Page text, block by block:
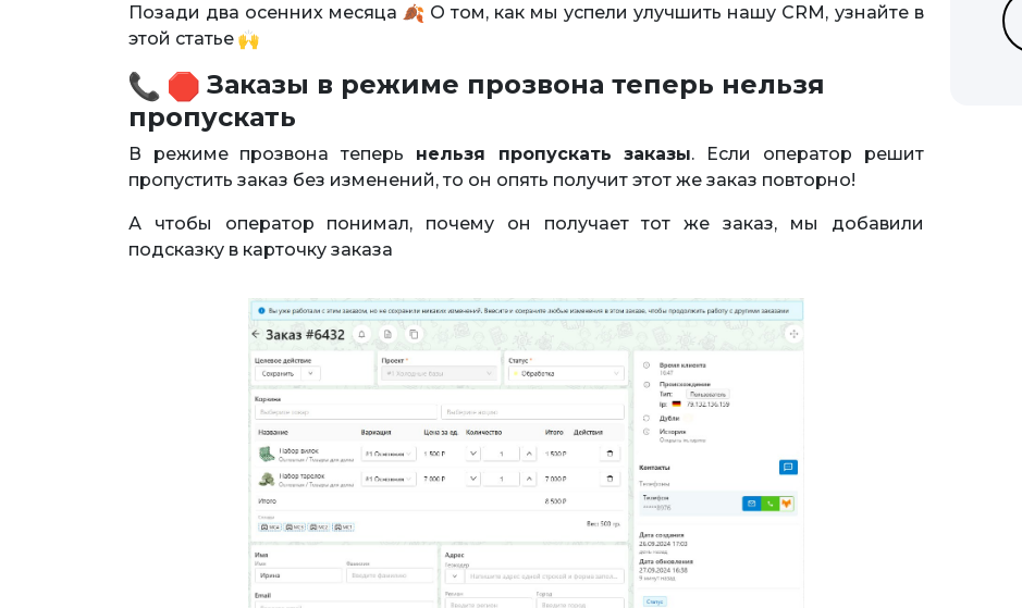
Позади два осенних месяца
О том, как мы успели улучшить нашу CRM, узнайте в
этой статье
Заказы в режиме прозвона теперь нельзя
пропускать
В режиме прозвона теперь нельзя пропускать заказы. Если оператор решит
пропустить заказ без изменений, то он опять получит этот же заказ повторно!
А чтобы оператор понимал, почему он получает тот же заказ, мы добавили
подсказку в карточку заказа